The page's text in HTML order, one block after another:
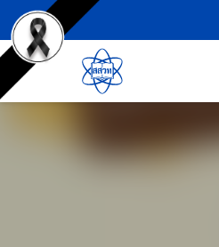
ข้ามไปยังเนื้อหาหลัก
เครื่องมือช่วยเหลือ